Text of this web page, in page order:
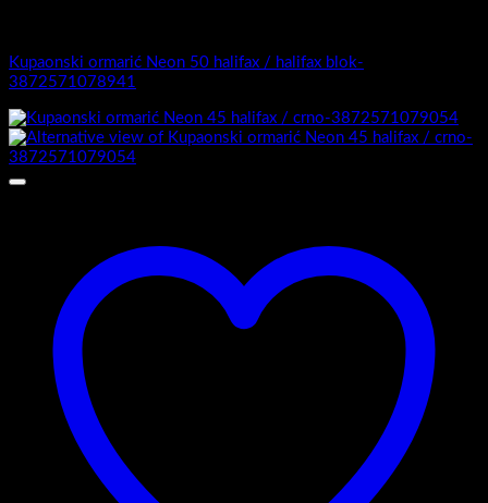
Kupaonski ormarić Neon 50 halifax / halifax blok-
3872571078941